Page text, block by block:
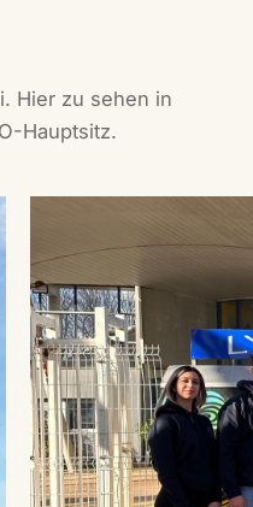
Hier zu sehen in
Hauptsitz.